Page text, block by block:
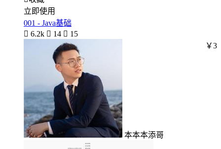
立即使用
001 - Java基础
 6.2k  14  15
本本本添哥
￥3